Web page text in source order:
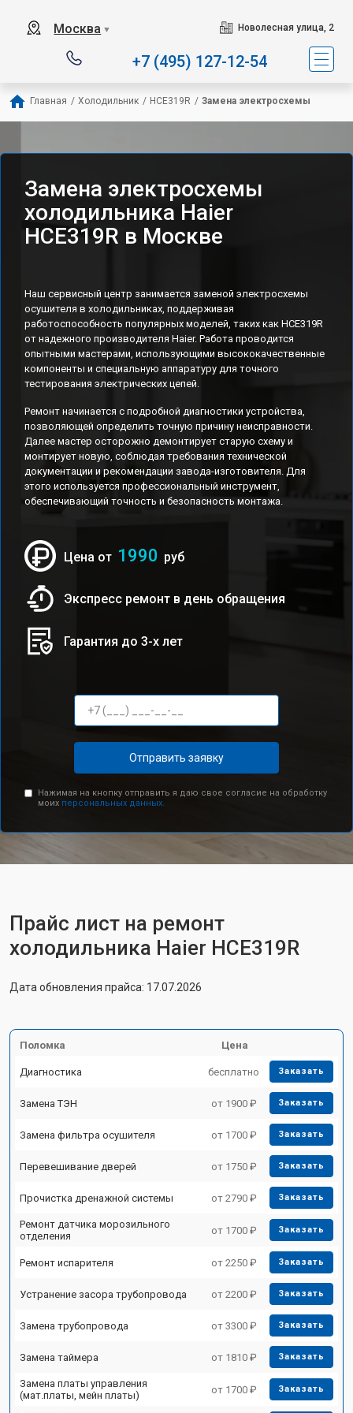
Москва ▼ Новолесная улица, 2
+7 (495) 127-12-54
Главная / Холодильник / HCE319R / Замена электросхемы
Замена электросхемы
холодильника Haier
HCE319R в Москве
Наш сервисный центр занимается заменой электросхемы
осушителя в холодильниках, поддерживая
работоспособность популярных моделей, таких как HCE319R
от надежного производителя Haier. Работа проводится
опытными мастерами, использующими высококачественные
компоненты и специальную аппаратуру для точного
тестирования электрических цепей.
Ремонт начинается с подробной диагностики устройства,
позволяющей определить точную причину неисправности.
Далее мастер осторожно демонтирует старую схему и
монтирует новую, соблюдая требования технической
документации и рекомендации завода-изготовителя. Для
этого используется профессиональный инструмент,
обеспечивающий точность и безопасность монтажа.
Цена от 1990 руб
Экспресс ремонт в день обращения
Гарантия до 3-х лет
Отправить заявку
Нажимая на кнопку отправить я даю свое согласие на обработку
моих персональных данных.
Прайс лист на ремонт
холодильника Haier HCE319R
Дата обновления прайса: 17.07.2026
Поломка Цена
Диагностика бесплатно Заказать
Замена ТЭН от 1900 ₽ Заказать
Замена фильтра осушителя от 1700 ₽ Заказать
Перевешивание дверей от 1750 ₽ Заказать
Прочистка дренажной системы от 2790 ₽ Заказать
Ремонт датчика морозильного
отделения
от 1700 ₽ Заказать
Ремонт испарителя от 2250 ₽ Заказать
Устранение засора трубопровода от 2200 ₽ Заказать
Замена трубопровода от 3300 ₽ Заказать
Замена таймера от 1810 ₽ Заказать
Замена платы управления
(мат.платы, мейн платы)
от 1700 ₽ Заказать